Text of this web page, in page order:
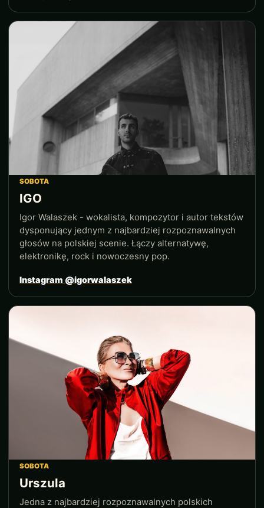
SOBOTA
IGO
Igor Walaszek - wokalista, kompozytor i autor tekstów
dysponujący jednym z najbardziej rozpoznawalnych
głosów na polskiej scenie. Łączy alternatywę,
elektronikę, rock i nowoczesny pop.
Instagram @igorwalaszek
SOBOTA
Urszula
Jedna z najbardziej rozpoznawalnych polskich